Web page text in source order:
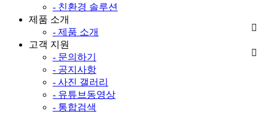
- 친환경 솔루션
제품 소개
- 제품 소개
고객 지원
- 문의하기
- 공지사항
- 사진 갤러리
- 유튜브동영상
- 통합검색